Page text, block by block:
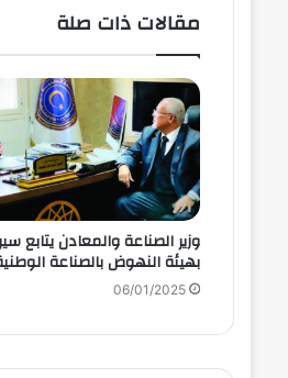
مقالات ذات صلة
وزير الصناعة والمعادن يتابع
بهيئة النهوض بالصناعة
06/01/2025